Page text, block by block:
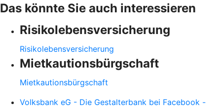
Das könnte Sie auch interessieren
Risikolebensversicherung
Risikolebensversicherung
Mietkautionsbürgschaft
Mietkautionsbürgschaft
Volksbank eG - Die Gestalterbank bei Facebook -